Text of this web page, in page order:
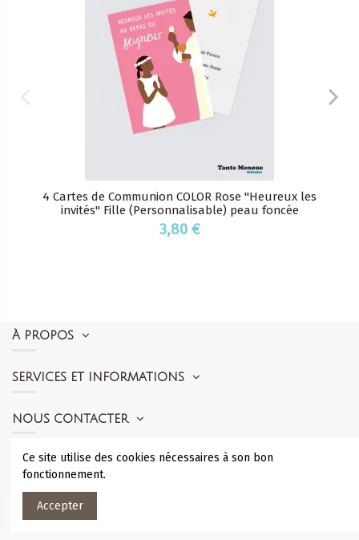
4 Cartes de Communion COLOR Rose "Heureux les
invités" Fille (Personnalisable) peau foncée
3,80 €
À PROPOS
SERVICES ET INFORMATIONS
NOUS CONTACTER
SUIVEZ-NOUS
Ce site utilise des cookies nécessaires à son bon
fonctionnement.
Accepter